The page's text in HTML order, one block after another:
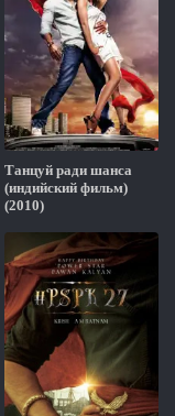
Танцуй ради шанса
(индийский фильм)
(2010)